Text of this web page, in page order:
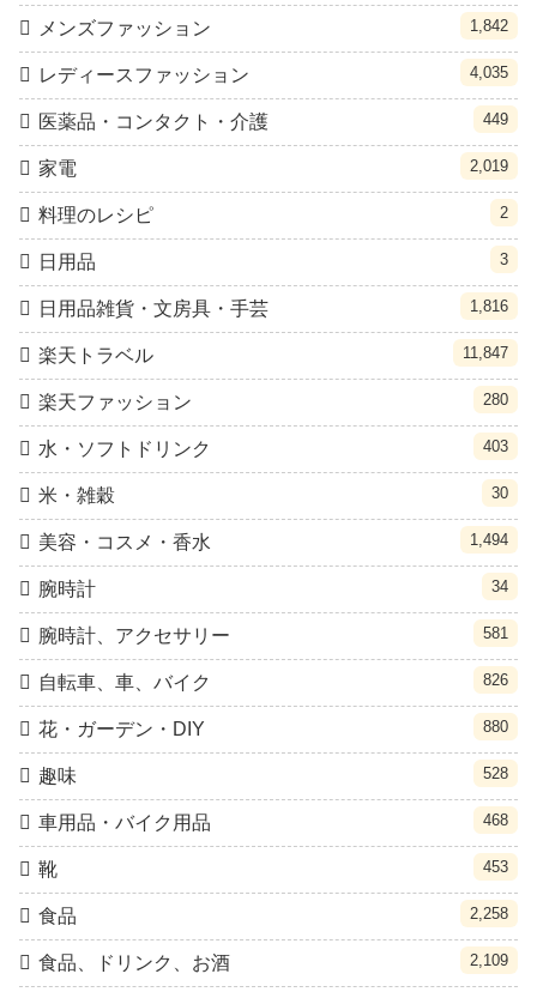
メンズファッション 1,842
レディースファッション 4,035
医薬品・コンタクト・介護 449
家電 2,019
料理のレシピ 2
日用品 3
日用品雑貨・文房具・手芸 1,816
楽天トラベル 11,847
楽天ファッション 280
水・ソフトドリンク 403
米・雑穀 30
美容・コスメ・香水 1,494
腕時計 34
腕時計、アクセサリー 581
自転車、車、バイク 826
花・ガーデン・DIY 880
趣味 528
車用品・バイク用品 468
靴 453
食品 2,258
食品、ドリンク、お酒 2,109